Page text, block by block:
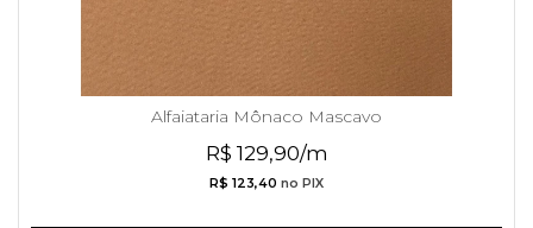
Alfaiataria Mônaco Mascavo
R$ 129,90/m
R$ 123,40 no PIX